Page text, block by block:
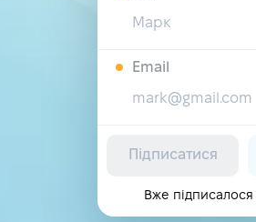
Email
Підписатися
Вже підписалося